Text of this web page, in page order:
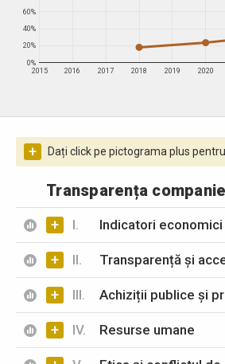
2015 2016 2017 2018 2019 2020
0%
20%
40%
60%
+ Dați click pe pictograma plus
Transparența
+ I. Indicatori economici
+ II. Transparență și
+ III. Achiziții publice și
+ IV. Resurse umane